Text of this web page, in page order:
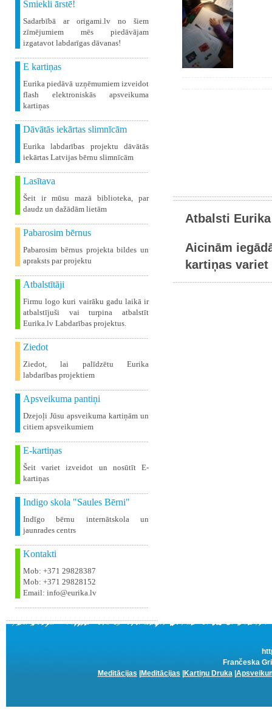
Smiekli ārstē!
Sadarbībā ar origami.lv no šiem
zīmējumiem mēs piedāvājam
izgatavot labdarīgas dāvanas!
E kartiņas
Eurika piedāvā uzņēmumiem izveidot
flash elektroniskās apsveikuma
kartiņas
Dāvātās iekārtas slimnīcām
Eurika labdarības projektu dāvātās
iekārtas Latvijas bērnu slimnīcām
Lasītava
Šeit ir mūsu mazā biblioteka, par
daudz un dažādām lietām
Pabarosim bērnus
Pabarosim bērnus projekta bildes un
apraksts par projektu
Atbalstītāji
Firmu logo kuri vairāku gadu laikā ir
atbalstījuši vai turpina atbalstīt
Eurika.lv Labdarības projektus.
Ziedot
Ziedot, lai palīdzētu Eurika
labdarības projektiem
Apsveikuma pantiņi
Dzejoļi Jūsu apsveikuma kartiņām un
citiem apsveikumiem
E-kartiņas
Šeit variet izveidot un nosūtīt E-
kartiņas
Indigo skola "Saules Bērni"
Indīgo bērnu internātskola un
jaunrades centrs
Kontakti
Mob: +371 29828387
Mob: +371 29828152
Email: info@eurika.lv
Atbalsti
Aicinām
kartiņas variet
Frančeska
Meditācijas
Meditācijas Kartiņu Druka|